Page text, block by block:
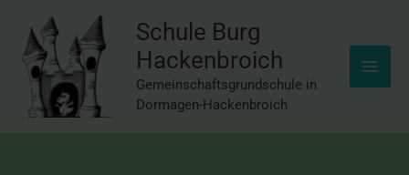
springen
Inhalt
springen
Schule Burg
Hackenbroich
Gemeinschaftsgrundschule in
Dormagen-Hackenbroich